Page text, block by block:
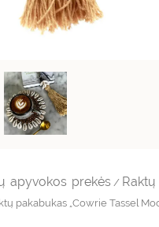
apyvokos prekės / Raktų
pakabukas „Cowrie Tassel